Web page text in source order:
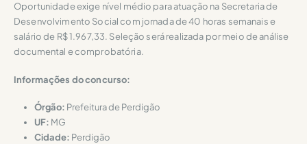
Oportunidade exige nível médio para atuação na Secretaria de
Desenvolvimento Social com jornada de 40 horas semanais e
salário de R$ 1.967,33. Seleção será realizada por meio de análise
documental e comprobatória.
Informações do concurso:
Órgão: Prefeitura de Perdigão
UF: MG
Cidade: Perdigão